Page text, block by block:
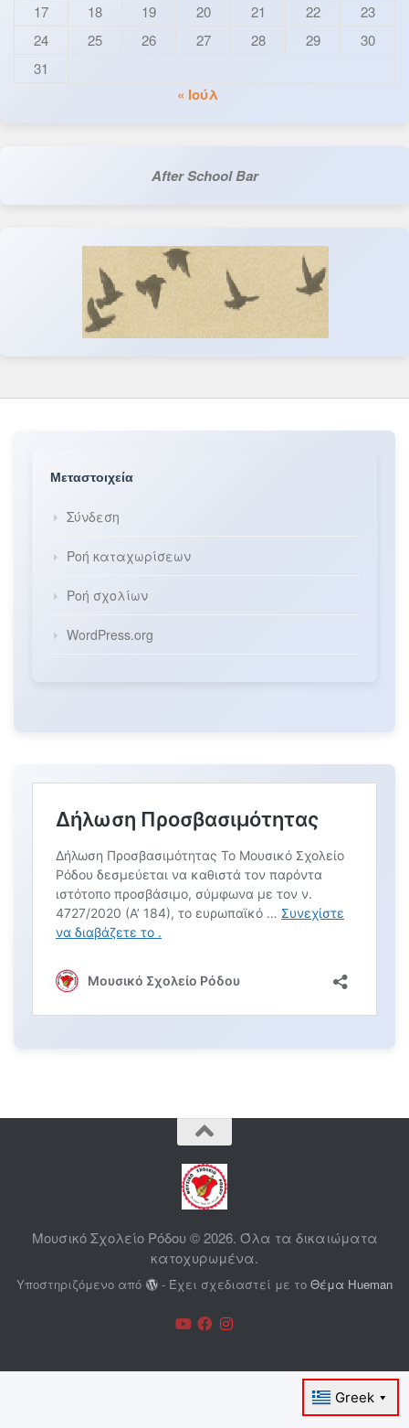
17
18 19 20 21 22
23
24
25 26 27 28 29
30
31
« Ιούλ
After School Bar
Μεταστοιχεία
Σύνδεση
Ροή καταχωρίσεων
Ροή σχολίων
WordPress.org
Μουσικό Σχολείο Ρόδου © 2026. Όλα τα δικαιώματα
κατοχυρωμένα.
Υποστηριζόμενο από - Έχει σχεδιαστεί με το Θέμα Ηueman